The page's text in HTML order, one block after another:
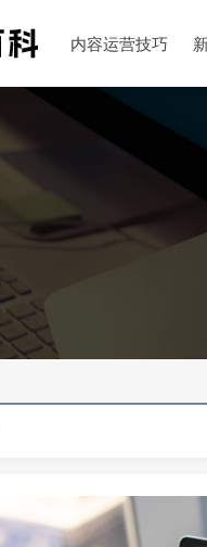
内容运营技巧